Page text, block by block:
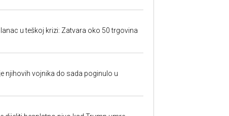
u teškoj krizi: Zatvara oko 50 trgovina
njihovih vojnika do sada poginulo u